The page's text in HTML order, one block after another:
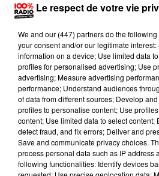
Lecture (2 min 22 sec)
Le respect de votre vie
We and our (447) partnersdo the
your consent and/or our legitimate
information on a device; Use limited data
profiles for personalised advertising; Use
advertising; Measure advertising
performance; Understand audiences
of data from different sources; Develop
profiles to personalise content; Use
content; Use limited data to select content;
detect fraud, and fix errors; Deliver and
Save and communicate privacy choices.
process personal data such as IP address
following functionalities: Identify devices